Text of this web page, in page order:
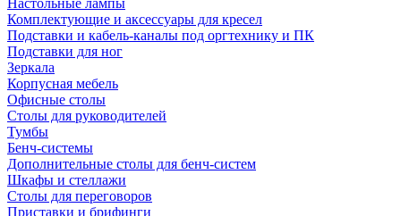
Настольные лампы
Комплектующие и аксессуары для кресел
Подставки и кабель-каналы под оргтехнику и ПК
Подставки для ног
Зеркала
Корпусная мебель
Офисные столы
Столы для руководителей
Тумбы
Бенч-системы
Дополнительные столы для бенч-систем
Шкафы и стеллажи
Столы для переговоров
Приставки и брифинги